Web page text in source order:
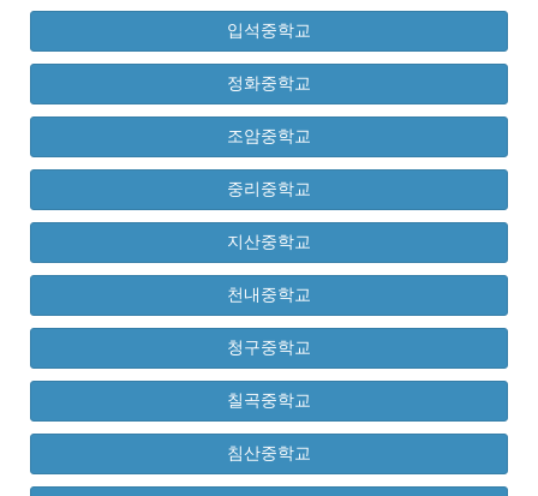
입석중학교
정화중학교
조암중학교
중리중학교
지산중학교
천내중학교
청구중학교
칠곡중학교
침산중학교